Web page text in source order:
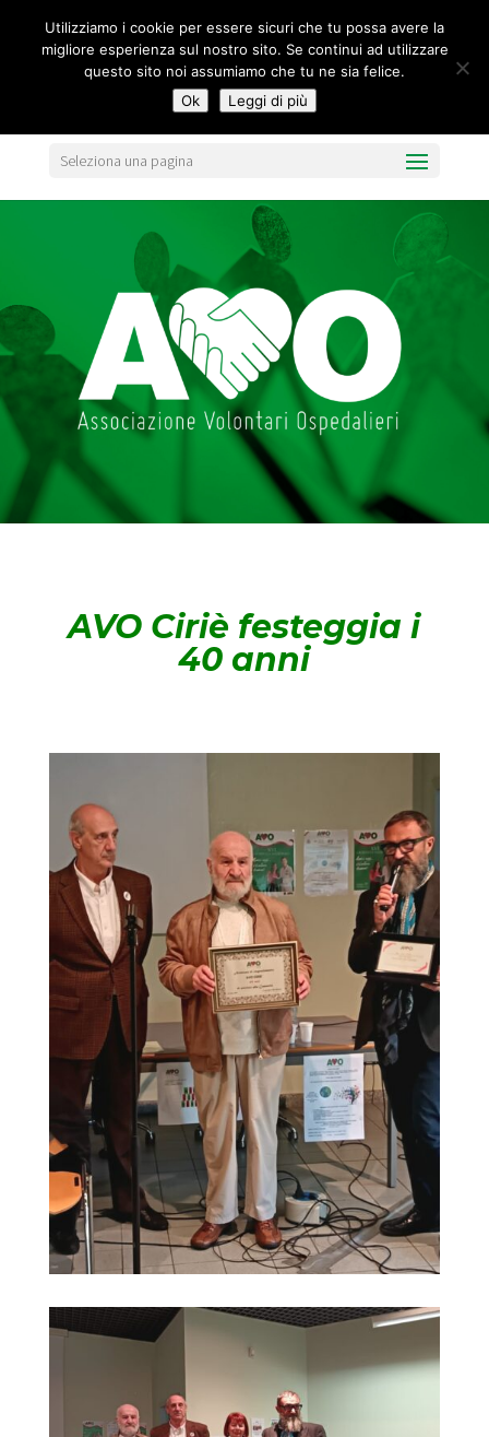
Seleziona una pagina
AVO Ciriè festeggia i
40 anni
Utilizziamo i cookie per essere sicuri che tu possa avere la
migliore esperienza sul nostro sito. Se continui ad utilizzare
questo sito noi assumiamo che tu ne sia felice.
Ok
Leggi di più